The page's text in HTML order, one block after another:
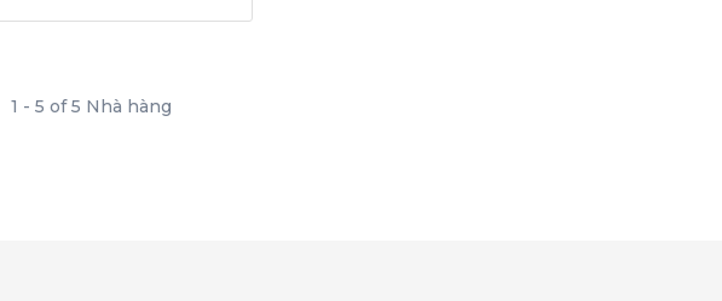
1 - 5 of 5 Nhà hàng